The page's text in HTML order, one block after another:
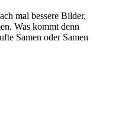
mal bessere Bilder,
Was kommt denn
Samen oder Samen